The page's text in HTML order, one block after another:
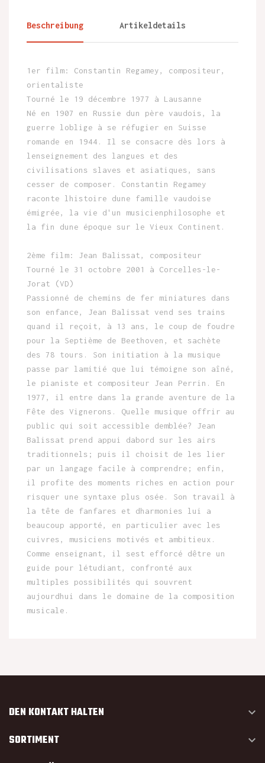
Beschreibung Artikeldetails
1er film: Constantin Regamey, compositeur,
orientaliste
Tourné le 19 décembre 1977 à Lausanne
Né en 1907 en Russie dun père vaudois, la
guerre loblige à se réfugier en Suisse
romande en 1944. Il se consacre dès lors à
lenseignement des langues et des
civilisations slaves et asiatiques, sans
cesser de composer. Constantin Regamey
raconte lhistoire dune famille vaudoise
émigrée, la vie d'un musicienphilosophe et
la fin dune époque sur le Vieux Continent.
2ème film: Jean Balissat, compositeur
Tourné le 31 octobre 2001 à Corcelles-le-
Jorat (VD)
Passionné de chemins de fer miniatures dans
son enfance, Jean Balissat vend ses trains
quand il reçoit, à 13 ans, le coup de foudre
pour la Septième de Beethoven, et sachète
des 78 tours. Son initiation à la musique
passe par lamitié que lui témoigne son aîné,
le pianiste et compositeur Jean Perrin. En
1977, il entre dans la grande aventure de la
Fête des Vignerons. Quelle musique offrir au
public qui soit accessible demblée? Jean
Balissat prend appui dabord sur les airs
traditionnels; puis il choisit de les lier
par un langage facile à comprendre; enfin,
il profite des moments riches en action pour
risquer une syntaxe plus osée. Son travail à
la tête de fanfares et dharmonies lui a
beaucoup apporté, en particulier avec les
cuivres, musiciens motivés et ambitieux.
Comme enseignant, il sest efforcé dêtre un
guide pour létudiant, confronté aux
multiples possibilités qui souvrent
aujourdhui dans le domaine de la composition
musicale.
DEN KONTAKT HALTEN 
SORTIMENT 